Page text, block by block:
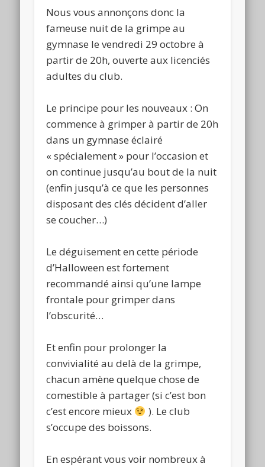
Nous vous annonçons donc la
fameuse nuit de la grimpe au
gymnase le vendredi 29 octobre à
partir de 20h, ouverte aux licenciés
adultes du club.
Le principe pour les nouveaux : On
commence à grimper à partir de 20h
dans un gymnase éclairé
« spécialement » pour l’occasion et
on continue jusqu’au bout de la nuit
(enfin jusqu’à ce que les personnes
disposant des clés décident d’aller
se coucher…)
Le déguisement en cette période
d’Halloween est fortement
recommandé ainsi qu’une lampe
frontale pour grimper dans
l’obscurité…
Et enfin pour prolonger la
convivialité au delà de la grimpe,
chacun amène quelque chose de
comestible à partager (si c’est bon
c’est encore mieux
). Le club
s’occupe des boissons.
En espérant vous voir nombreux à